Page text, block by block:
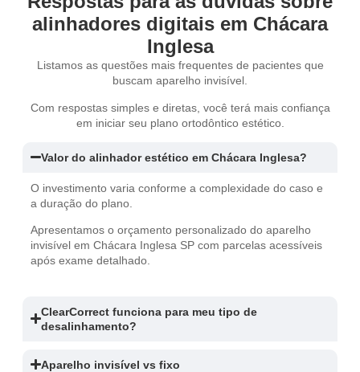
alinhadores digitais em Chácara
Inglesa
Listamos as questões mais frequentes de pacientes que
buscam aparelho invisível.
Com respostas simples e diretas, você terá mais confiança
em iniciar seu plano ortodôntico estético.
Valor do alinhador estético em Chácara Inglesa?
O investimento varia conforme a complexidade do caso e
a duração do plano.
Apresentamos o orçamento personalizado do aparelho
invisível em Chácara Inglesa SP com parcelas acessíveis
após exame detalhado.
ClearCorrect funciona para meu tipo de
desalinhamento?
Aparelho invisível vs fixo